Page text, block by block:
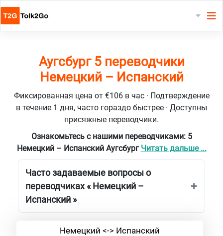
Аугсбург 5 переводчики
Немецкий – Испанский
Фиксированная цена от €106 в час · Подтверждение
в течение 1 дня, часто гораздо быстрее · Доступны
присяжные переводчики.
Ознакомьтесь с нашими переводчиками: 5
Немецкий – Испанский Аугсбург Читать дальше ...
Часто задаваемые вопросы о
переводчиках « Немецкий –
Испанский »
Немецкий <-> Испанский